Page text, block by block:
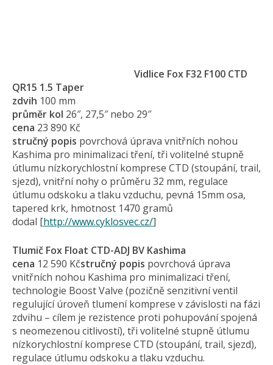
Vidlice Fox F32 F100 CTD
QR15 1.5 Taper
zdvih 100 mm
průměr kol 26″, 27,5″ nebo 29″
cena 23 890 Kč
stručný popis povrchová úprava vnitřních nohou
Kashima pro minimalizaci tření, tři volitelné stupně
útlumu nízkorychlostní komprese CTD (stoupání, trail,
sjezd), vnitřní nohy o průměru 32 mm, regulace
útlumu odskoku a tlaku vzduchu, pevná 15mm osa,
tapered krk, hmotnost 1470 gramů
dodal [http://www.cyklosvec.cz/]
Tlumič Fox Float CTD-ADJ BV Kashima
cena 12 590 Kčstručný popis povrchová úprava
vnitřních nohou Kashima pro minimalizaci tření,
technologie Boost Valve (pozičně senzitivní ventil
regulující úroveň tlumení komprese v závislosti na fázi
zdvihu – cílem je rezistence proti pohupování spojená
s neomezenou citlivostí), tři volitelné stupně útlumu
nízkorychlostní komprese CTD (stoupání, trail, sjezd),
regulace útlumu odskoku a tlaku vzduchu.